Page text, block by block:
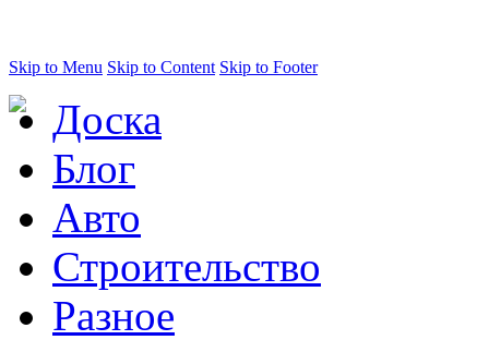
Skip to Menu Skip to Content Skip to Footer
Доска
Блог
Авто
Строительство
Разное